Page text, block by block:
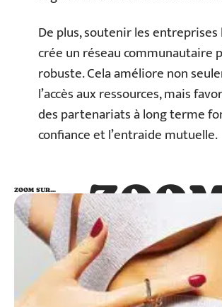
De plus, soutenir les entreprises
crée un réseau communautaire
robuste. Cela améliore non
l’accès aux ressources, mais
des partenariats à long terme
confiance et l’entraide mutuelle.
ZOOM SUR…